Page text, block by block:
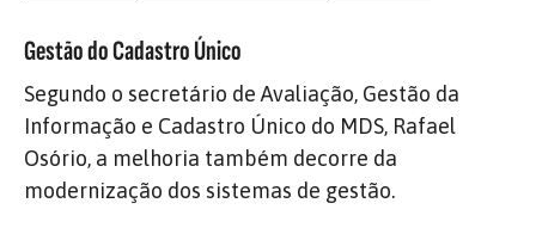
Gestão do Cadastro Único
Segundo o secretário de Avaliação, Gestão da
Informação e Cadastro Único do MDS, Rafael
Osório, a melhoria também decorre da
modernização dos sistemas de gestão.